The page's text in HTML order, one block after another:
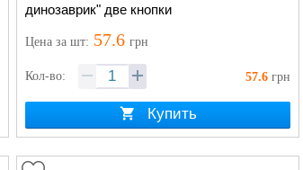
динозаврик" две кнопки
Ценаза шт: 57.6 грн
Кол-во: 57.6 грн
Купить